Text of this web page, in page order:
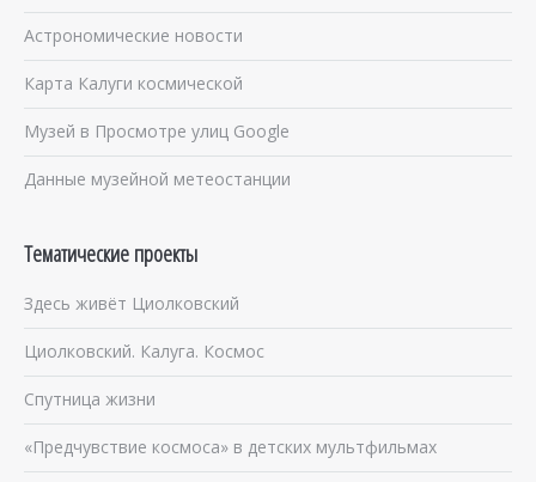
Астрономические новости
Карта Калуги космической
Музей в Просмотре улиц Google
Данные музейной метеостанции
Тематические проекты
Здесь живёт Циолковский
Циолковский. Калуга. Космос
Спутница жизни
«Предчувствие космоса» в детских мультфильмах